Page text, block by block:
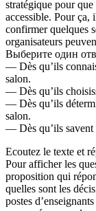
stratégique pour
accessible. Pour ça,
confirmer quelques
organisateurs
Выберите один
— Dès qu’ils
salon.
— Dès qu’ils
— Dès qu’ils
salon.
— Dès qu’ils savent
Ecoutez le texte et
Pour afficher les
proposition qui
quelles sont les
postes